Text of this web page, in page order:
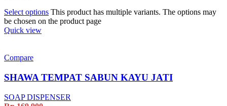
Select options This product has multiple variants. The options may
be chosen on the product page
Quick view
Compare
SHAWA TEMPAT SABUN KAYU JATI
SOAP DISPENSER